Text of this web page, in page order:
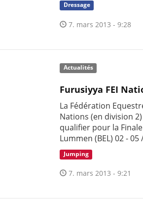
Dressage
7. mars 2013 - 9:28
Actualités
Furusiyya FEI
La Fédération
Nations (en division
qualifier pour la Finale
Lummen (BEL) 02 - 05
Jumping
7. mars 2013 - 9:21